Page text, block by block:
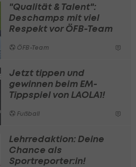
"Qualität & Talent":
Deschamps mit viel
Respekt vor ÖFB-Team
ÖFB-Team
Jetzt tippen und
gewinnen beim EM-
Tippspiel von LAOLA1!
Fußball
Lehrredaktion: Deine
Chance als
Sportreporter:in!